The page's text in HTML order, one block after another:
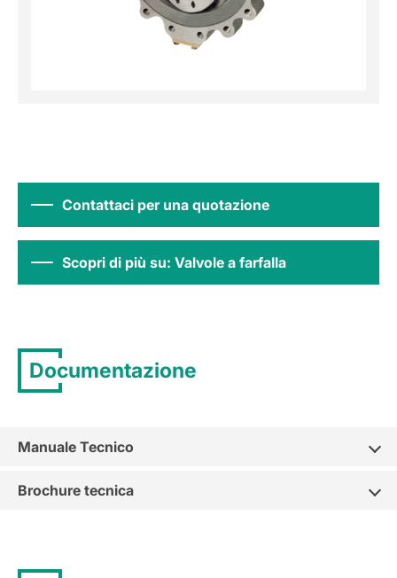
Contattaci per una quotazione
Scopri di più su: Valvole a farfalla
Documentazione
Manuale Tecnico
Brochure tecnica